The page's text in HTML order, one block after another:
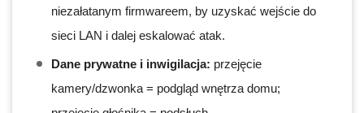
niezałatanym firmwareem, by uzyskać wejście do
sieci LAN i dalej eskalować atak.
Dane prywatne i inwigilacja: przejęcie
kamery/dzwonka = podgląd wnętrza domu;